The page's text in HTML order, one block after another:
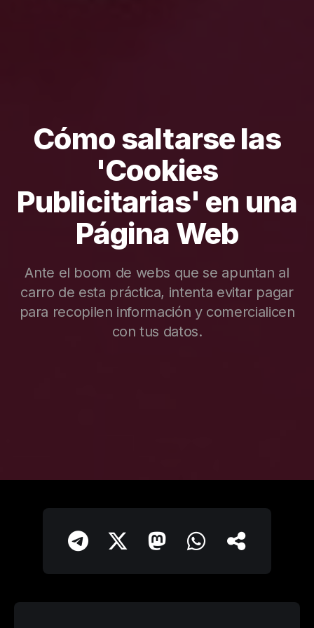
Cómo saltarse las
'Cookies
Publicitarias' en una
Página Web
Ante el boom de webs que se apuntan al
carro de esta práctica, intenta evitar pagar
para recopilen información y comercialicen
con tus datos.